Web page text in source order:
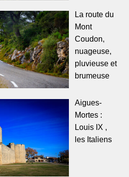
La route du
Mont
Coudon,
nuageuse,
pluvieuse et
brumeuse
Aigues-
Mortes :
Louis IX ,
les Italiens